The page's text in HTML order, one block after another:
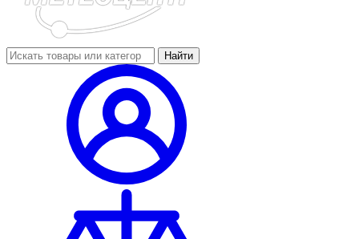
Найти